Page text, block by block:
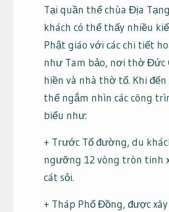
Tại quần thể chùa Địa
khách có thể thấy nhiều
Phật giáo với các chi tiết
như Tam bảo, nơi thờ Đức
hiền và nhà thờ tổ. Khi đến
thể ngắm nhìn các công
biểu như:
+ Trước Tổ đường, du
ngưỡng 12 vòng tròn tinh
cát sỏi.
+ Tháp Phổ Đồng, được